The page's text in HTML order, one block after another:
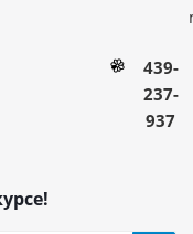
439-
237-
937